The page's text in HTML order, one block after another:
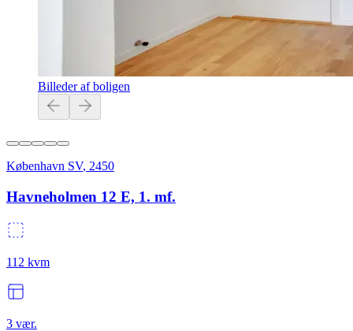
Billeder af boligen
København SV, 2450
Havneholmen 12 E, 1. mf.
112 kvm
3 vær.